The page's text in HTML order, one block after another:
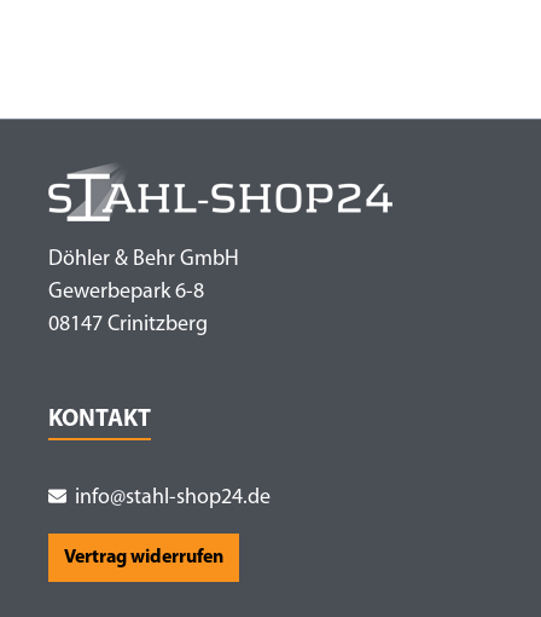
Döhler & Behr GmbH
Gewerbepark 6-8
08147 Crinitzberg
KONTAKT
info@stahl-shop24.de
Vertrag widerrufen